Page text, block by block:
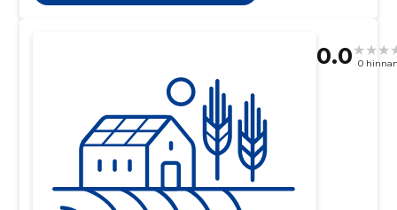
0.0 0